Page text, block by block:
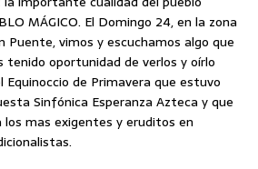
MÁGICO. El Domingo 24, en la zona
Puente, vimos y escuchamos algo que
tenido oportunidad de verlos y oírlo
de Primavera que estuvo
Sinfónica Esperanza Azteca y que
mas exigentes y eruditos en